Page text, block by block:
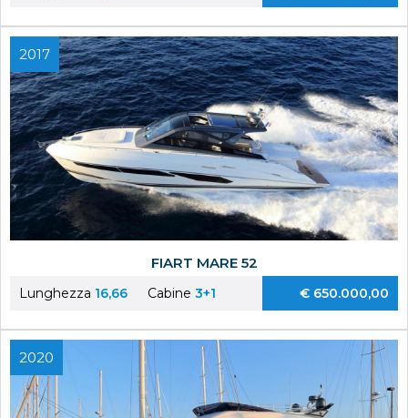
2017
FIART MARE 52
Lunghezza 16,66 Cabine 3+1 € 650.000,00
2020